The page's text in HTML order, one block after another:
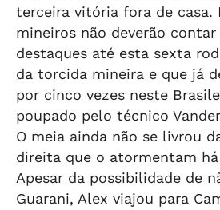
terceira vitória fora de casa.
mineiros não deverão
destaques até esta sexta
da torcida mineira e que já
por cinco vezes neste
poupado pelo técnico
O meia ainda não se livrou
direita que o atormentam
Apesar da possibilidade de
Guarani, Alex viajou para